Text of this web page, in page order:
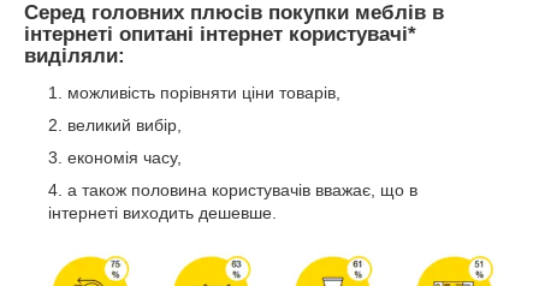
Серед головних плюсів покупки меблів в
інтернеті опитані інтернет користувачі*
виділяли:
можливість порівняти ціни товарів,
великий вибір,
економія часу,
а також половина користувачів вважає, що в
інтернеті виходить дешевше.